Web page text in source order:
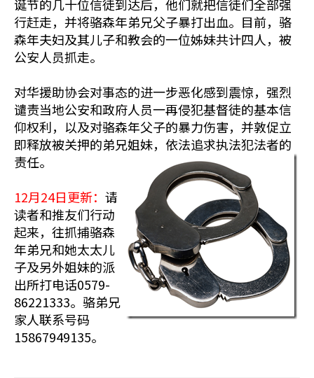
诞节的几十位信徒到达后，他们就把信徒们全部强
行赶走，并将骆森年弟兄父子暴打出血。目前，骆
森年夫妇及其儿子和教会的一位姊妹共计四人，被
公安人员抓走。
对华援助协会对事态的进一步恶化感到震惊，强烈
谴责当地公安和政府人员一再侵犯基督徒的基本信
仰权利，以及对骆森年父子的暴力伤害，并敦促立
即释放被关押的弟兄姐妹，依法追求执法犯法者的
责任。
12月24日更新： 请
读者和推友们行动
起来，往抓捕骆森
年弟兄和她太太儿
子及另外姐妹的派
出所打电话0579-
86221333。骆弟兄
家人联系号码
15867949135。